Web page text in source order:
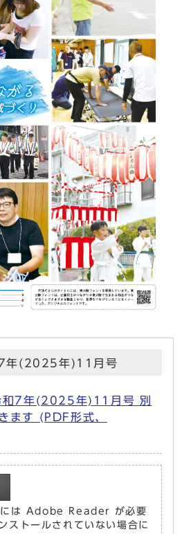
年(2025年)11月号
7年(2025年)11月号 別
ます (PDF形式、
には Adobe Reader が必要
ストールされていない場合に